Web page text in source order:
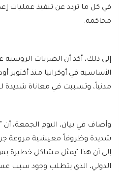
في كل ما تردد عن تنفيذ عمليات
محاكمة.
إلى ذلك، أكد أن الضربات الروسية
مدنياً، وتسببت في معاناة شديدة
وأضاف في بيان، اليوم الجمعة، أن
شديدة وظروفاً معيشية مروعة
إلى أن هذا "يمثل مشاكل خطيرة
الدولي، الذي يتطلب وجود سبب